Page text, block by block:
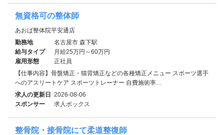
無資格可の整体師
あおば整体院平安通店
勤務地
名古屋市 森下駅
給与タイプ
月給25万円～60万円
雇用形態
正社員
【仕事内容】骨盤矯正・猫背矯正などの各種矯正メニュー スポーツ選手
へのアスリートケア スポーツトレーナー 自費施術率…
求人の更新日 2026-08-06
スポンサー
求人ボックス
整骨院・接骨院にて柔道整復師